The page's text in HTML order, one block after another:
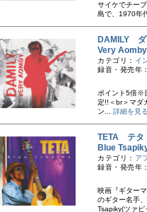
サイケでチー
島で、1970年
DAMILY ダ
Very
カテゴリ： イ
録音・発売年
ポイント5倍※
定!!＜br＞ マダ
ン... 詳細を見
TETA テタ
Blue
カテゴリ： ア
録音・発売年
映画『ギター
のギター名手
Tsapiky(ツァ